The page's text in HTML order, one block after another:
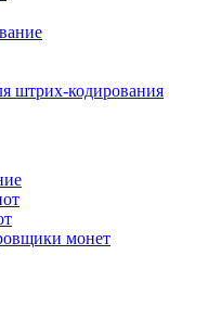
штрих-кодирования
монет